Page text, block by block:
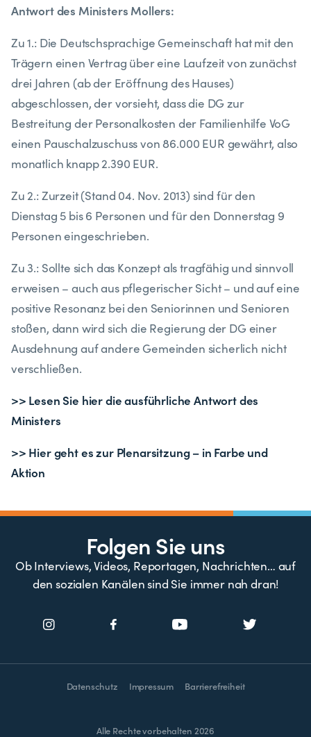
Antwort des Ministers Mollers:
Zu 1.: Die Deutschsprachige Gemeinschaft hat mit den
Trägern einen Vertrag über eine Laufzeit von zunächst
drei Jahren (ab der Eröffnung des Hauses)
abgeschlossen, der vorsieht, dass die DG zur
Bestreitung der Personalkosten der Familienhilfe VoG
einen Pauschalzuschuss von 86.000 EUR gewährt, also
monatlich knapp 2.390 EUR.
Zu 2.: Zurzeit (Stand 04. Nov. 2013) sind für den
Dienstag 5 bis 6 Personen und für den Donnerstag 9
Personen eingeschrieben.
Zu 3.: Sollte sich das Konzept als tragfähig und sinnvoll
erweisen – auch aus pflegerischer Sicht – und auf eine
positive Resonanz bei den Senio­rinnen und Senioren
stoßen, dann wird sich die Regierung der DG einer
Ausdehnung auf andere Gemeinden sicherlich nicht
verschließen.
>> Lesen Sie hier die ausführliche Antwort des
Ministers
>> Hier geht es zur Plenarsitzung – in Farbe und
Aktion
Folgen Sie uns
Ob Interviews, Videos, Reportagen, Nachrichten… auf
den sozialen Kanälen sind Sie immer nah dran!
Datenschutz Impressum Barrierefreiheit
Alle Rechte vorbehalten 2026